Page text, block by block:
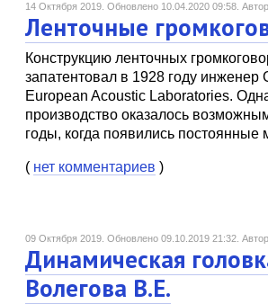
14 Октября 2019. Обновлено 10.04.2020 09:58.
Ленточные
Конструкцию ленточных
запатентовал в 1928 году инженер
European Acoustic Laboratories.
производство оказалось
годы, когда появились постоянные
( нет комментариев )
09 Октября 2019. Обновлено 09.10.2019 21:32.
Динамическая
Волегова В.Е.